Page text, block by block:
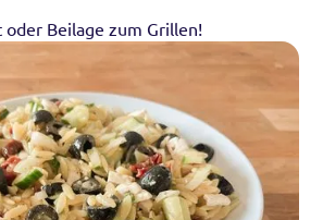
Beilage zum Grillen!